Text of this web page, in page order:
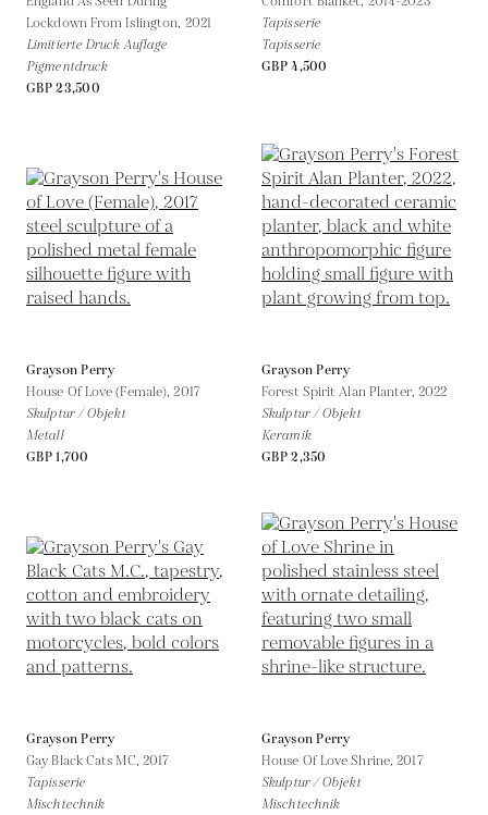
Lockdown From Islington, 2021
Limitierte Druck Auflage
Pigmentdruck
GBP 23,500
Tapisserie
Tapisserie
GBP 4,500
Grayson Perry
House Of Love (Female),2017
Skulptur / Objekt
Metall
GBP 1,700
Grayson Perry
Forest Spirit Alan Planter, 2022
Skulptur / Objekt
Keramik
GBP 2,350
Grayson Perry
Gay Black Cats MC, 2017
Tapisserie
Mischtechnik
Grayson Perry
House Of Love Shrine,2017
Skulptur / Objekt
Mischtechnik